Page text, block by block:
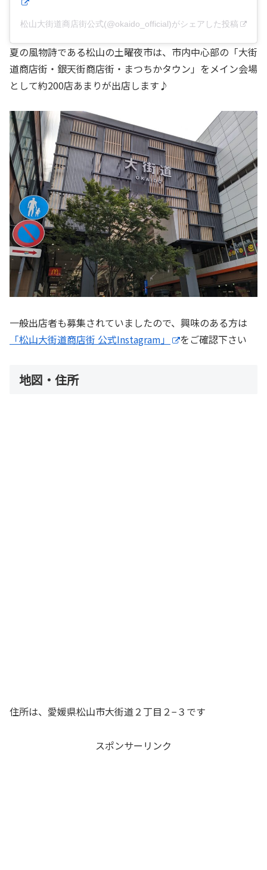
松山大街道商店街公式(@okaido_official)がシェアした投稿
夏の風物詩である松山の土曜夜市は、市内中心部の「大街
道商店街・銀天街商店街・まつちかタウン」をメイン会場
として約200店あまりが出店します♪
一般出店者も募集されていましたので、興味のある方は
「松山大街道商店街 公式Instagram」
をご確認下さい
地図・住所
住所は、愛媛県松山市大街道２丁目２−３です
スポンサーリンク